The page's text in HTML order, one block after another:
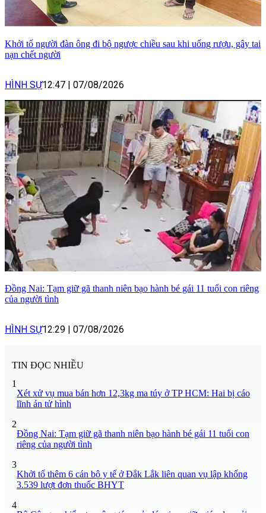
Khởi tố người đàn ông đi bộ ngược chiều sau khi uống rượu, gây tai
nạn chết người
HÌNH SỰ12:47 | 07/08/2026
Đồng Nai: Tạm giữ gã thanh niên bạo hành bé gái 11 tuổi con riêng
của người tình
HÌNH SỰ12:29 | 07/08/2026
TIN ĐỌC NHIỀU
1
Xét xử vụ mua bán hơn 12,3kg ma túy ở TP HCM: Hai bị cáo
lĩnh án tử hình
2
Đồng Nai: Tạm giữ gã thanh niên bạo hành bé gái 11 tuổi con
riêng của người tình
3
Khởi tố thêm 6 cán bộ y tế ở Đắk Lắk liên quan vụ lập khống
3.539 lượt đơn thuốc BHYT
4